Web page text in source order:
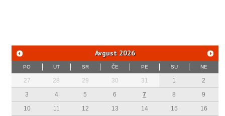
Avgust 2026
PO UT SR ČE PE SU NE
27 28 29 30 31 1
2
3
4 5 6 7 8
9
10
11 12 13 14 15 16